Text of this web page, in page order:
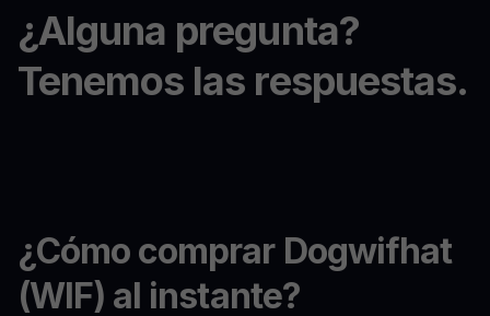
¿Alguna pregunta?
Tenemos las respuestas.
¿Cómo comprar Dogwifhat
(WIF) al instante?